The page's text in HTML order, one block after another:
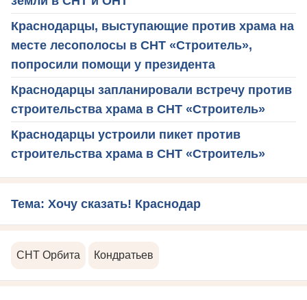
Краснодарцы, выступающие против храма на
месте лесополосы в СНТ «Строитель»,
попросили помощи у президента
Краснодарцы запланировали встречу против
строительства храма в СНТ «Строитель»
Краснодарцы устроили пикет против
строительства храма в СНТ «Строитель»
Тема: Хочу сказать! Краснодар
СНТ Орбита Кондратьев